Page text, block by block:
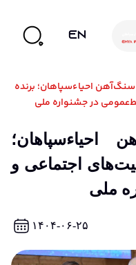
EN
احیاءسپاهان؛ برنده
در جشنواره ملی
اجتماعی و
ملی
۱۴۰۴-۰۶-۲۵